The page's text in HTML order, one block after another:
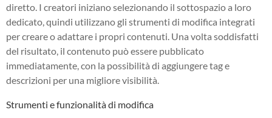
diretto. I creatori iniziano selezionando il sottospazio a loro
dedicato, quindi utilizzano gli strumenti di modifica integrati
per creare o adattare i propri contenuti. Una volta soddisfatti
del risultato, il contenuto può essere pubblicato
immediatamente, con la possibilità di aggiungere tag e
descrizioni per una migliore visibilità.
Strumenti e funzionalità di modifica